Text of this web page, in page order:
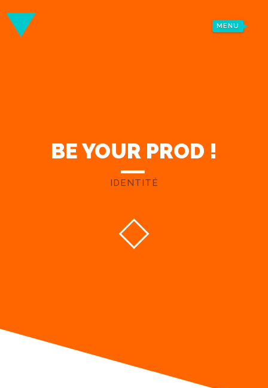
MENU
BE YOUR PROD !
IDENTITÉ